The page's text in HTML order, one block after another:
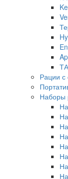
Рации
Наборы